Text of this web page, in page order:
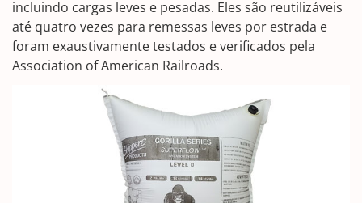
incluindo cargas leves e pesadas. Eles são reutilizáveis
até quatro vezes para remessas leves por estrada e
foram exaustivamente testados e verificados pela
Association of American Railroads.